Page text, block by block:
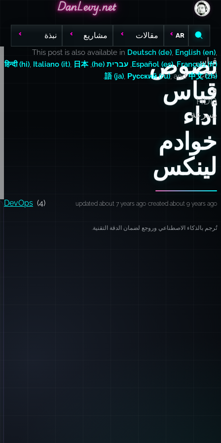
DanLevy.net
DanLevy.net
DanLevy.net
AR مقالات مشاريع نبذة
نصوص
قياس
أداء
خوادم
لينكس
قياس
CPU
و
HDD
بسرعة
This post is also available in Deutsch (de), English (en),
Español (es),Français (fr)
, עברית (he) ,
हिन्दी (hi), Italiano (it), 日本
語 (ja), Русский (ru), and中文 (zh)
.
created about 9 years ago
updated about 7 years ago
DevOps (4)
تُرجم بالذكاء الاصطناعي وروجع لضمان الدقة التقنية.